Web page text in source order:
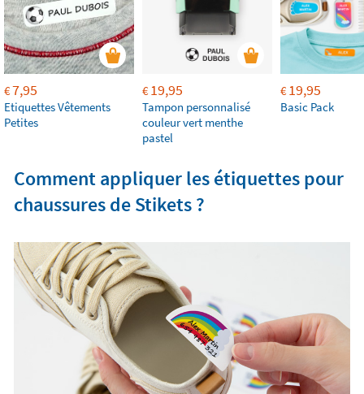
€7,95
Etiquettes Vêtements
Petites
€19,95
Tampon personnalisé
couleur vert menthe
pastel
€19,95
Basic Pack
Comment appliquer les étiquettes pour
chaussures de Stikets ?